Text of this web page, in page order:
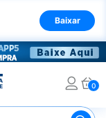
Baixar
0